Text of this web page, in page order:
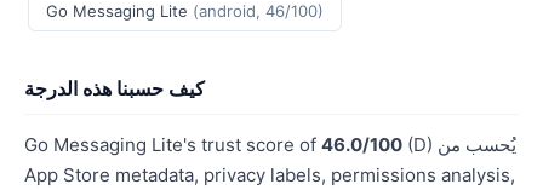
Go Messaging Lite (android, 46/100)
كيف حسبنا هذه الدرجة
Go Messaging Lite's trust score of 46.0/100 (D) يُحسب من
App Store metadata, privacy labels, permissions analysis,